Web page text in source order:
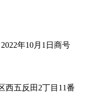
年10月1日商号
西五反田2丁目11番